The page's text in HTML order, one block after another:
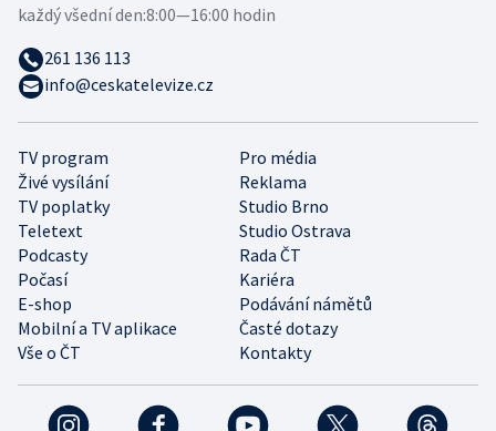
TV program
Pro média
Živé vysílání
Reklama
TV poplatky
Studio Brno
Teletext
Studio Ostrava
Podcasty
Rada ČT
Počasí
Kariéra
E-shop
Podávání námětů
Mobilní a TV aplikace
Časté dotazy
Vše o ČT
Kontakty
každý všední den:8:00—16:00 hodin
261 136 113
info@ceskatelevize.cz